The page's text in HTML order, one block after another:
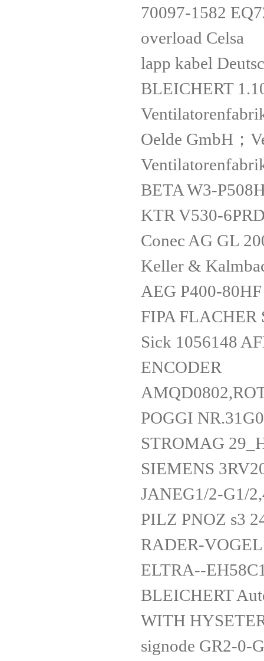
70097-1582
overload Celsa
lapp kabel
BLEICHERT
Oelde GmbH；
BETA W3-
KTR V530-
Conec AG GL
Keller &
AEG P400-
FIPA
Sick 1056148
ENCODER
POGGI
STROMAG
SIEMENS
JANEG1/2-G1/
PILZ PNOZ s3
RADER-
ELTRA--
BLEICHERT
WITH
signode GR2-0-